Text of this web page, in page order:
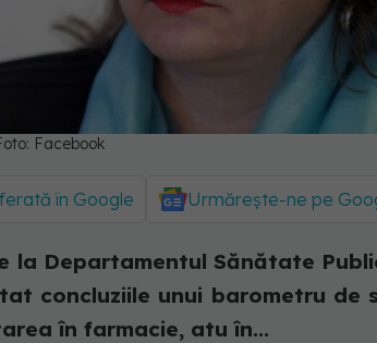
Facebook
în Google Urmărește-ne pe
la Departamentul Sănătate
concluziile unui barometru de
în farmacie, atu în...